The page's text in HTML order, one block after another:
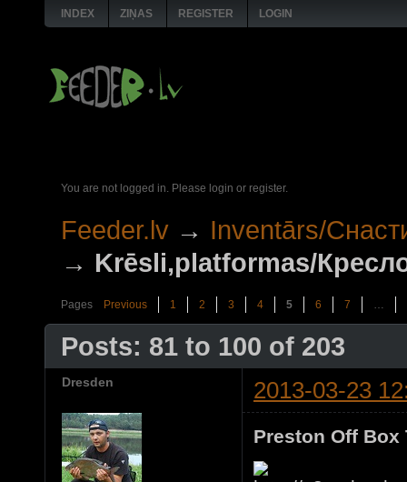
INDEX ZIŅAS REGISTER LOGIN
You are not logged in. Please login or register.
Feeder.lv → Inventārs/
→ Krēsli,platformas/
Pages Previous 1 2 3 4 5 6 7 …
Posts: 81 to 100 of 203
Dresden 2013-03-23
Preston Off